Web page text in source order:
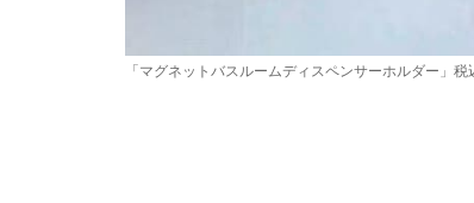
「マグネットバスルームディスペンサーホルダー」税